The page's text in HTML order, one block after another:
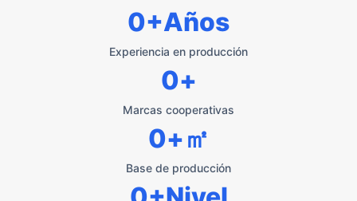
Experiencia en producción
0+Años
Marcas cooperativas
0+
Base de producción
0+㎡